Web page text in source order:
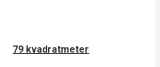
79 kvadratmeter